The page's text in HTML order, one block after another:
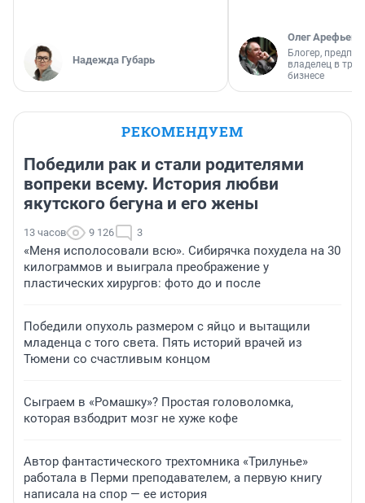
Надежда Губарь
Олег Арефьев
Блогер,
владелец в
бизнесе
РЕКОМЕНДУЕМ
Победили рак и стали родителями
вопреки всему. История любви
якутского бегуна и его жены
13 часов 9 126 3
«Меня исполосовали всю». Сибирячка похудела на 30
килограммов и выиграла преображение у
пластических хирургов: фото до и после
Победили опухоль размером с яйцо и вытащили
младенца с того света. Пять историй врачей из
Тюмени со счастливым концом
Сыграем в «Ромашку»? Простая головоломка,
которая взбодрит мозг не хуже кофе
Автор фантастического трехтомника «Трилунье»
работала в Перми преподавателем, а первую книгу
написала на спор — ее история